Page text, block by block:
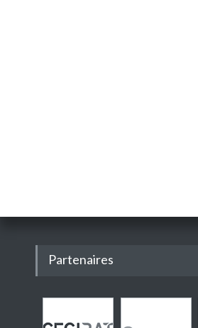
Partenaires